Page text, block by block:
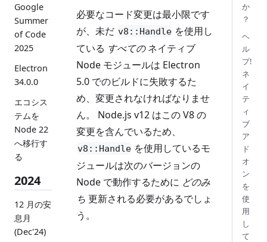
Google
Summer
of Code
2025
Electron
34.0.0
エコシス
テムを
Node 22
へ移行す
る
2024
12 月の安
息月
(Dec'24)
必要なコード変更は最小限です
が、未だ v8::Handle を使用し
ている すべてのネイティブ
Node モジュールは Electron
5.0 でのビルドに失敗するた
め、変更されなければなりませ
ん。 Node.js v12 はこの V8 の
変更を含んでいるため、
v8::Handle を使用しているモ
ジュールは次のバージョンの
Node で動作するために どのみ
ち 更新される必要があるでしょ
う。
か
？
ヘ
ル
プ!
ネ
イ
テ
ィ
ブ
ア
ド
オ
ン
を
使
用
し
て